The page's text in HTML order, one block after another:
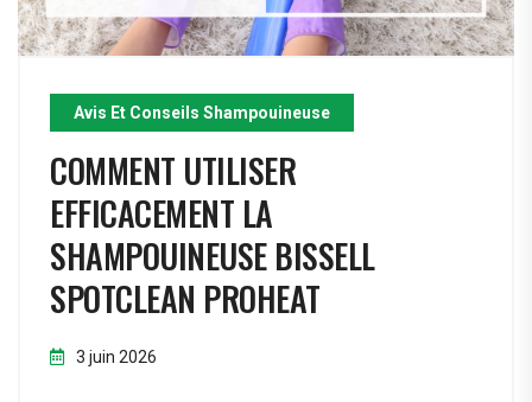
Avis Et Conseils Shampouineuse
COMMENT UTILISER
EFFICACEMENT LA
SHAMPOUINEUSE BISSELL
SPOTCLEAN PROHEAT
3 juin 2026